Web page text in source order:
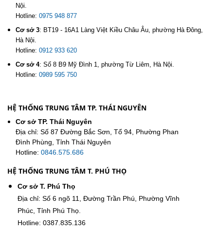
Nội.
Hotline: 0975 948 877
Cơ sở 3: BT19 - 16A1 Làng Việt Kiều Châu Âu, phường Hà Đông,
Hà Nội.
Hotline: 0912 933 620
Cơ sở 4: Số 8 B9 Mỹ Đình 1, phường Từ Liêm, Hà Nội.
Hotline: 0989 595 750
HỆ THỐNG TRUNG TÂM TP. THÁI NGUYÊN
Cơ sở TP. Thái Nguyên
Địa chỉ: Số 87 Đường Bắc Sơn, Tổ 94, Phường Phan
Đình Phùng, Tỉnh Thái Nguyên
Hotline: 0846.575.686
HỆ THỐNG TRUNG TÂM T. PHÚ THỌ
Cơ sở T. Phú Thọ
Địa chỉ: Số 6 ngõ 11, Đường Trần Phú, Phường Vĩnh
Phúc, Tỉnh Phú Thọ.
Hotline: 0387.835.136